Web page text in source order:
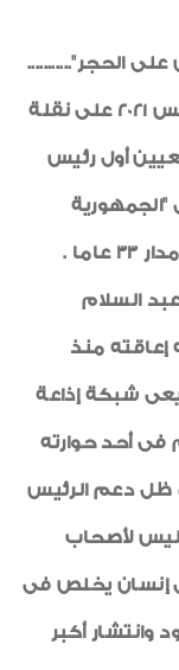
"نقش على الحجر"...........
واستيقظت بلادنا يوم الأربعاء 18 أغسطس 2021 على نقلة
أول رئيس
"الجمهورية
.
السلام
منذ
شبكة إذاعة
فى أحد حوارته
ظل دعم الرئيس
ليس لأصحاب
إنسان يخلص فى
وانتشار أكبر